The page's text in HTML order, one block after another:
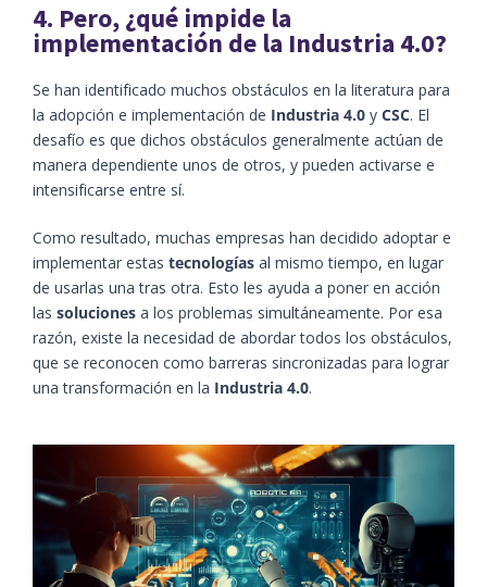
4. Pero, ¿qué impide la
implementación de la Industria 4.0?
Se han identificado muchos obstáculos en la literatura para
la adopción e implementación de Industria 4.0 y CSC. El
desafío es que dichos obstáculos generalmente actúan de
manera dependiente unos de otros, y pueden activarse e
intensificarse entre sí.
Como resultado, muchas empresas han decidido adoptar e
implementar estas tecnologías al mismo tiempo, en lugar
de usarlas una tras otra. Esto les ayuda a poner en acción
las soluciones a los problemas simultáneamente. Por esa
razón, existe la necesidad de abordar todos los obstáculos,
que se reconocen como barreras sincronizadas para lograr
una transformación en la Industria 4.0.